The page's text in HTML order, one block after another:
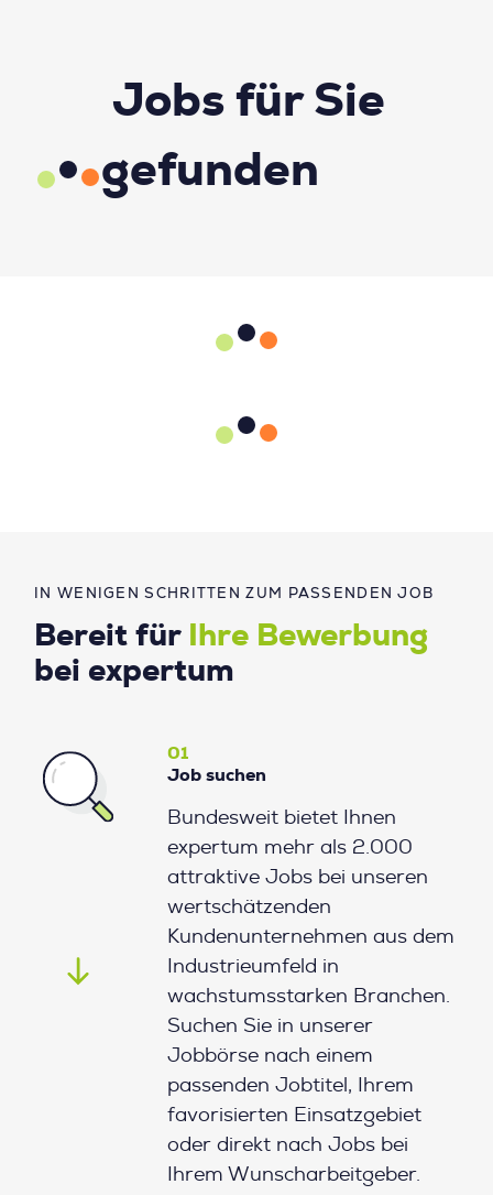
IN WENIGEN SCHRITTEN ZUM PASSENDEN JOB
Bereit für
Ihre Bewerbung
bei expertum
01
Job suchen
Bundesweit bietet Ihnen
expertum mehr als 2.000
attraktive Jobs bei unseren
wertschätzenden
Kundenunternehmen aus dem
Industrieumfeld in
wachstumsstarken Branchen.
Suchen Sie in unserer
Jobbörse nach einem
passenden Jobtitel, Ihrem
favorisierten Einsatzgebiet
oder direkt nach Jobs bei
Ihrem Wunscharbeitgeber.